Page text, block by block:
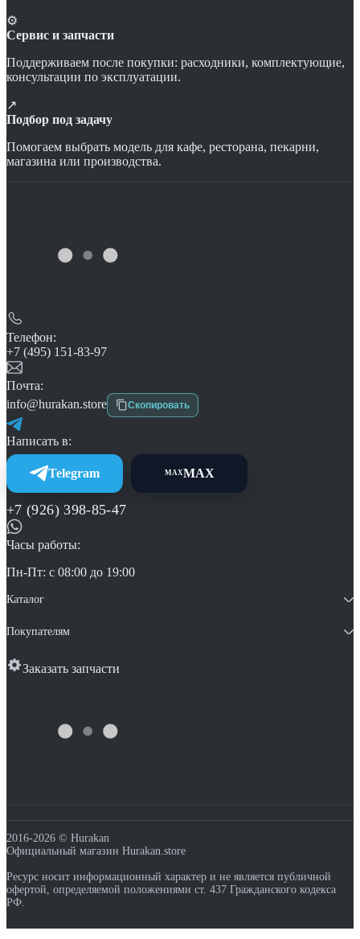
⚙
Сервис и запчасти
Поддерживаем после покупки: расходники, комплектующие,
консультации по эксплуатации.
↗
Подбор под задачу
Помогаем выбрать модель для кафе, ресторана, пекарни,
магазина или производства.
Телефон:
+7 (495) 151-83-97
Почта:
info@hurakan.store
Скопировать
Написать в:
Telegram MAXMAX
+7 (926) 398-85-47
Часы работы:
Пн-Пт: с 08:00 до 19:00
Каталог
Покупателям
Заказать запчасти
2016-2026 © Hurakan
Официальный магазин Hurakan.store
Ресурс носит информационный характер и не является публичной
офертой, определяемой положениями ст. 437 Гражданского кодекса
РФ.